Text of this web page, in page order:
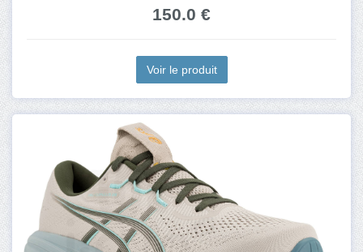
150.0 €
Voir le produit